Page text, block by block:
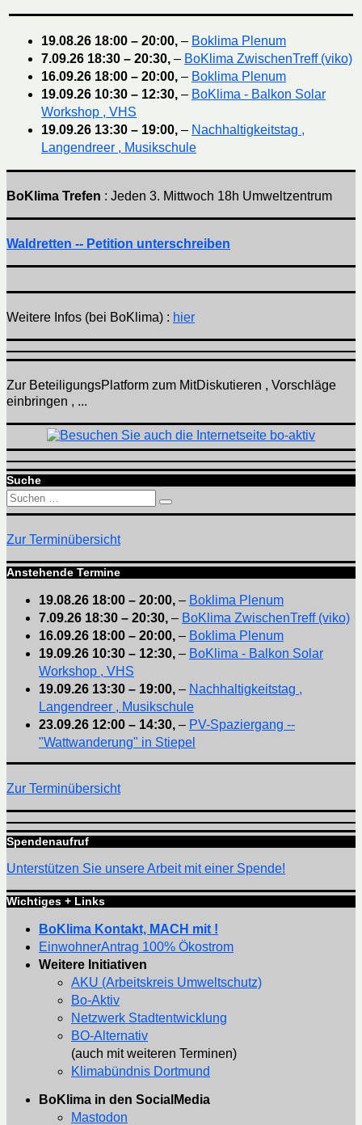
19.08.26 18:00 – 20:00, – Boklima Plenum
7.09.26 18:30 – 20:30, – BoKlima ZwischenTreff (viko)
16.09.26 18:00 – 20:00, – Boklima Plenum
19.09.26 10:30 – 12:30, – BoKlima - Balkon Solar
Workshop , VHS
19.09.26 13:30 – 19:00, – Nachhaltigkeitstag ,
Langendreer , Musikschule
BoKlima Trefen : Jeden 3. Mittwoch 18h Umweltzentrum
Waldretten -- Petition unterschreiben
Weitere Infos (bei BoKlima) : hier
Zur BeteiligungsPlatform zum MitDiskutieren , Vorschläge
einbringen , ...
Suche
Suchen
nach:
Suchen
Zur Terminübersicht
Anstehende Termine
19.08.26 18:00 – 20:00, – Boklima Plenum
7.09.26 18:30 – 20:30, – BoKlima ZwischenTreff (viko)
16.09.26 18:00 – 20:00, – Boklima Plenum
19.09.26 10:30 – 12:30, – BoKlima - Balkon Solar
Workshop , VHS
19.09.26 13:30 – 19:00, – Nachhaltigkeitstag ,
Langendreer , Musikschule
23.09.26 12:00 – 14:30, – PV-Spaziergang --
"Wattwanderung" in Stiepel
Zur Terminübersicht
Spendenaufruf
Unterstützen Sie unsere Arbeit mit einer Spende!
Wichtiges + Links
BoKlima Kontakt, MACH mit !
EinwohnerAntrag 100% Ökostrom
Weitere Initiativen
AKU (Arbeitskreis Umweltschutz)
Bo-Aktiv
Netzwerk Stadtentwicklung
BO-Alternativ
(auch mit weiteren Terminen)
Klimabündnis Dortmund
BoKlima in den SocialMedia
Mastodon